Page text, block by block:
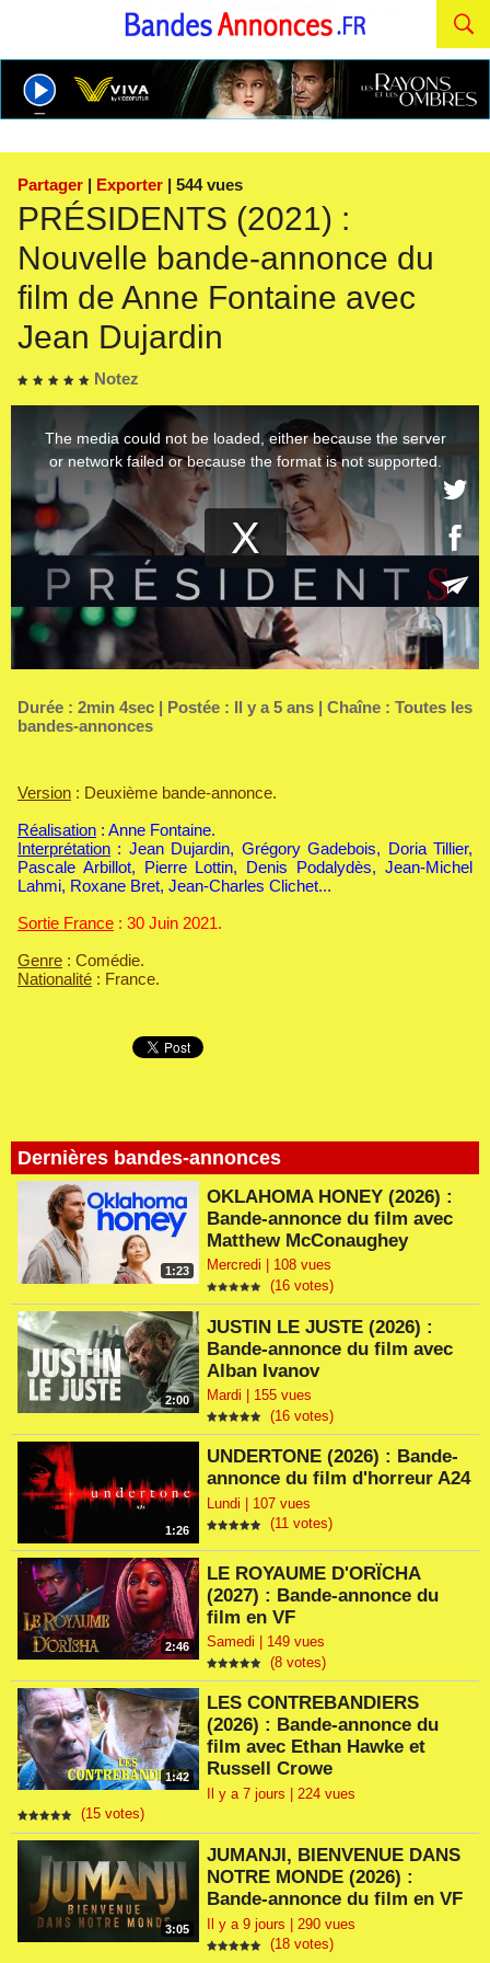
Partager | Exporter | 544 vues
PRÉSIDENTS (2021) :
Nouvelle bande-annonce du
film de Anne Fontaine avec
Jean Dujardin
Notez
Dernières bandes-annonces
1:23
OKLAHOMA HONEY (2026) :
Bande-annonce du film avec
Matthew McConaughey
Mercredi | 108 vues
(16 votes)
2:00
JUSTIN LE JUSTE (2026) :
Bande-annonce du film avec
Alban Ivanov
Mardi | 155 vues
(16 votes)
1:26
UNDERTONE (2026) : Bande-
annonce du film d'horreur A24
Lundi | 107 vues
(11 votes)
2:46
LE ROYAUME D'ORÏCHA
(2027) : Bande-annonce du
film en VF
Samedi | 149 vues
(8 votes)
1:42
LES CONTREBANDIERS
(2026) : Bande-annonce du
film avec Ethan Hawke et
Russell Crowe
Il y a 7 jours | 224 vues
(15 votes)
3:05
JUMANJI, BIENVENUE DANS
NOTRE MONDE (2026) :
Bande-annonce du film en VF
Il y a 9 jours | 290 vues
(18 votes)
Durée : 2min 4sec | Postée : Il y a 5 ans | Chaîne : Toutes les
bandes-annonces
Version : Deuxième bande-annonce.
Réalisation : Anne Fontaine.
Interprétation : Jean Dujardin, Grégory Gadebois, Doria Tillier,
Pascale Arbillot, Pierre Lottin, Denis Podalydès, Jean-Michel
Lahmi, Roxane Bret, Jean-Charles Clichet...
Sortie France : 30 Juin 2021.
Genre : Comédie.
Nationalité : France.